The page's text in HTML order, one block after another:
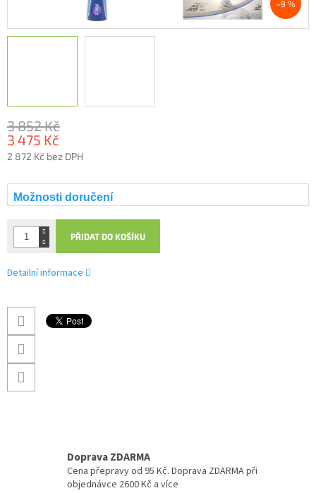
–9 %
3 852 Kč
3 475 Kč
2 872 Kč bez DPH
Možnosti doručení
PŘIDAT DO KOŠÍKU
Detailní informace
Doprava ZDARMA
Cena přepravy od 95 Kč. Doprava ZDARMA při
objednávce 2600 Kč a více